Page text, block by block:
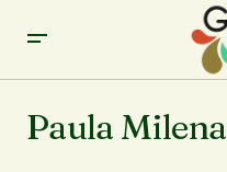
Paula Milena